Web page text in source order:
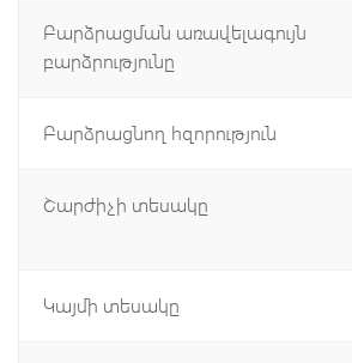
Բարձրացման առավելագույն
բարձրությունը
Բարձրացնող հզորություն
Շարժիչի տեսակը
Կայմի տեսակը